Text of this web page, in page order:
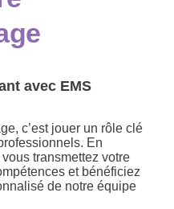
avec EMS
c’est jouer un rôle clé
En
transmettez votre
et bénéficiez
de notre équipe